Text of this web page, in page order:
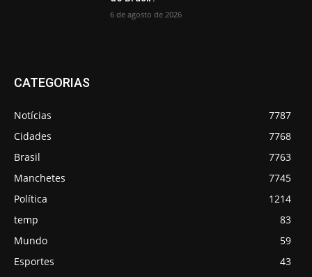
6 de agosto de 2026
CATEGORIAS
Notícias
7787
Cidades
7768
Brasil
7763
Manchetes
7745
Política
1214
temp
83
Mundo
59
Esportes
43